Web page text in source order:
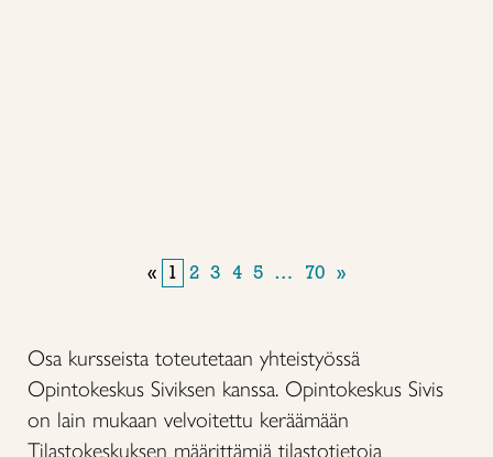
« 1 2 3 4 5 … 70 »
Osa kursseista toteutetaan yhteistyössä
Opintokeskus Siviksen kanssa. Opintokeskus Sivis
on lain mukaan velvoitettu keräämään
Tilastokeskuksen määrittämiä tilastotietoja